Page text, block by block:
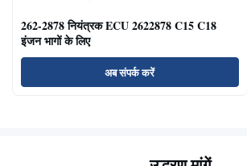
262-2878 नियंत्रक ECU 2622878 C15 C18
इंजन भागों के लिए
अब संपर्क करें